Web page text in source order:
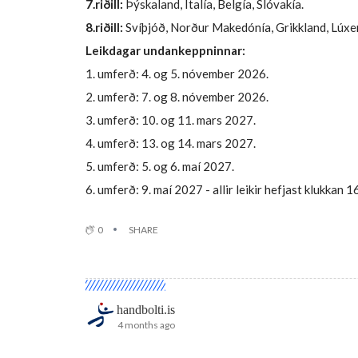
7.riðill: Þýskaland, Ítalía, Belgía, Slóvakía.
8.riðill: Svíþjóð, Norður Makedónía, Grikkland,
Leikdagar undankeppninnar:
1. umferð: 4. og 5. nóvember 2026.
2. umferð: 7. og 8. nóvember 2026.
3. umferð: 10. og 11. mars 2027.
4. umferð: 13. og 14. mars 2027.
5. umferð: 5. og 6. maí 2027.
6. umferð: 9. maí 2027 - allir leikir hefjast klukkan
0
SHARE
4 months ago
handbolti.is